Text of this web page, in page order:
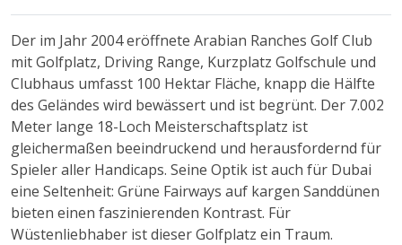
Der im Jahr 2004 eröffnete Arabian Ranches Golf Club
mit Golfplatz, Driving Range, Kurzplatz Golfschule und
Clubhaus umfasst 100 Hektar Fläche, knapp die Hälfte
des Geländes wird bewässert und ist begrünt. Der 7.002
Meter lange 18-Loch Meisterschaftsplatz ist
gleichermaßen beeindruckend und herausfordernd für
Spieler aller Handicaps. Seine Optik ist auch für Dubai
eine Seltenheit: Grüne Fairways auf kargen Sanddünen
bieten einen faszinierenden Kontrast. Für
Wüstenliebhaber ist dieser Golfplatz ein Traum.